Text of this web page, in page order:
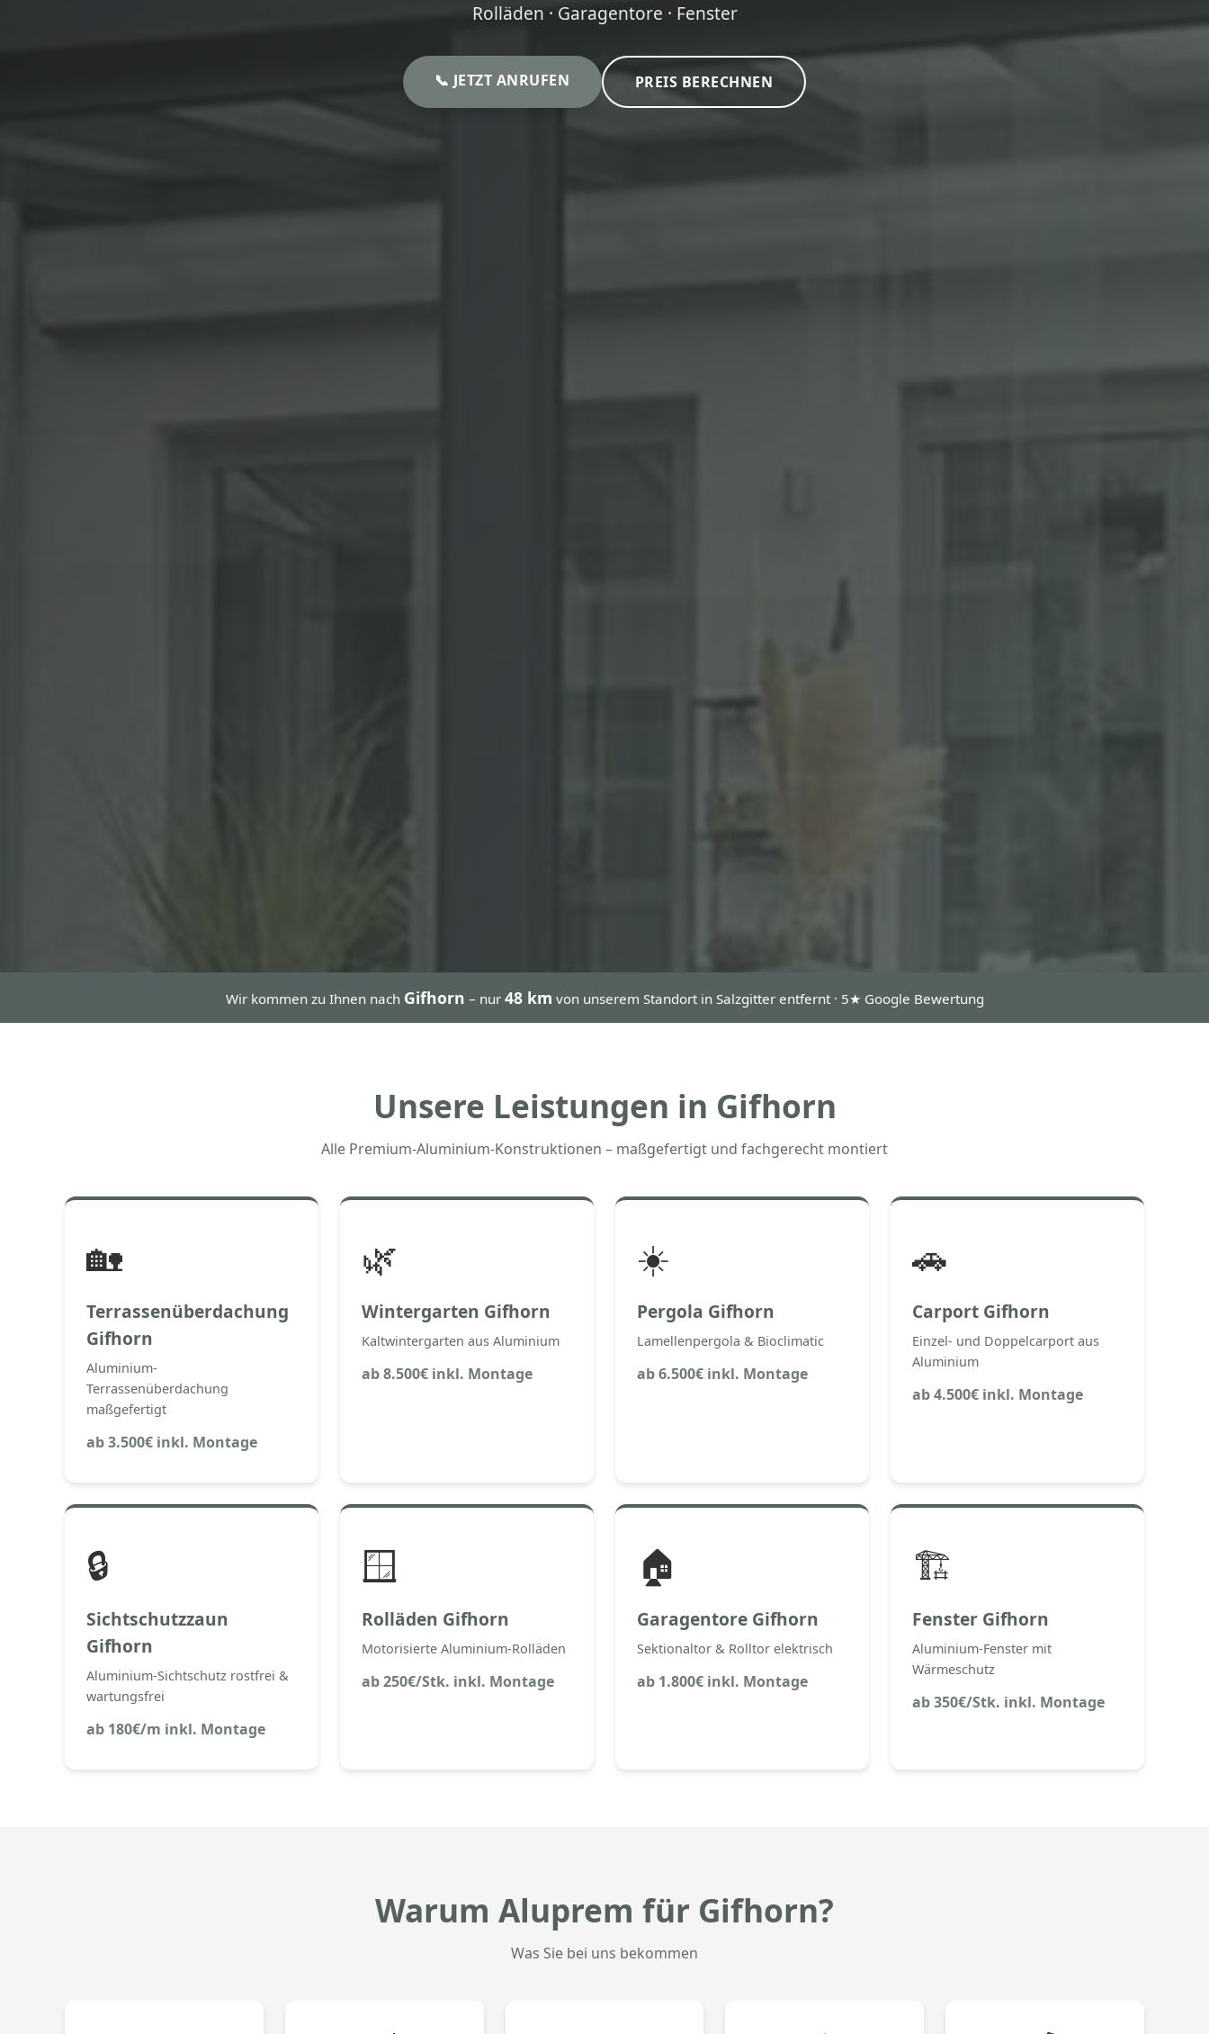
Rolläden · Garagentore · Fenster
📞 JETZT ANRUFEN PREIS BERECHNEN
Wir kommen zu Ihnen nach Gifhorn – nur 48 km von unserem Standort in Salzgitter entfernt · 5★ Google Bewertung
Unsere Leistungen in Gifhorn
Alle Premium-Aluminium-Konstruktionen – maßgefertigt und fachgerecht montiert
🏡
Terrassenüberdachung
Gifhorn
Aluminium-
Terrassenüberdachung
maßgefertigt
ab 3.500€ inkl. Montage
🌿
Wintergarten Gifhorn
Kaltwintergarten aus Aluminium
ab 8.500€ inkl. Montage
☀️
Pergola Gifhorn
Lamellenpergola & Bioclimatic
ab 6.500€ inkl. Montage
🚗
Carport Gifhorn
Einzel- und Doppelcarport aus
Aluminium
ab 4.500€ inkl. Montage
🔒
Sichtschutzzaun
Gifhorn
Aluminium-Sichtschutz rostfrei &
wartungsfrei
ab 180€/m inkl. Montage
🪟
Rolläden Gifhorn
Motorisierte Aluminium-Rolläden
ab 250€/Stk. inkl. Montage
🏠
Garagentore Gifhorn
Sektionaltor & Rolltor elektrisch
ab 1.800€ inkl. Montage
🏗️
Fenster Gifhorn
Aluminium-Fenster mit
Wärmeschutz
ab 350€/Stk. inkl. Montage
Warum Aluprem für Gifhorn?
Was Sie bei uns bekommen